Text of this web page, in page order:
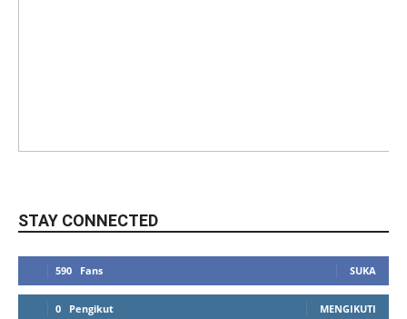
STAY CONNECTED
590 Fans SUKA
0 Pengikut MENGIKUTI